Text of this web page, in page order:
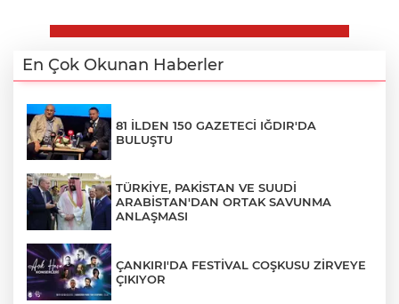
En Çok Okunan Haberler
81 İLDEN 150 GAZETECİ IĞDIR'DA
BULUŞTU
TÜRKİYE, PAKİSTAN VE SUUDİ
ARABİSTAN'DAN ORTAK SAVUNMA
ANLAŞMASI
ÇANKIRI'DA FESTİVAL COŞKUSU ZİRVEYE
ÇIKIYOR